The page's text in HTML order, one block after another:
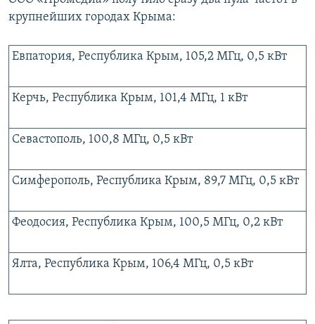
крупнейших городах Крыма:
Евпатория, Республика Крым, 105,2 МГц, 0,5 кВт
Керчь, Республика Крым, 101,4 МГц, 1 кВт
Севастополь, 100,8 МГц, 0,5 кВт
Симферополь, Республика Крым, 89,7 МГц, 0,5 кВт
Феодосия, Республика Крым, 100,5 МГц, 0,2 кВт
Ялта, Республика Крым, 106,4 МГц, 0,5 кВт